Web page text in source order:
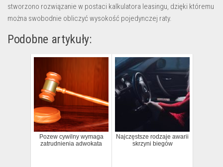
stworzono rozwiązanie w postaci kalkulatora leasingu, dzięki któremu
można swobodnie obliczyć wysokość pojedynczej raty.
Podobne artykuły:
Pozew cywilny wymaga
zatrudnienia adwokata
Najczęstsze rodzaje awarii
skrzyni biegów